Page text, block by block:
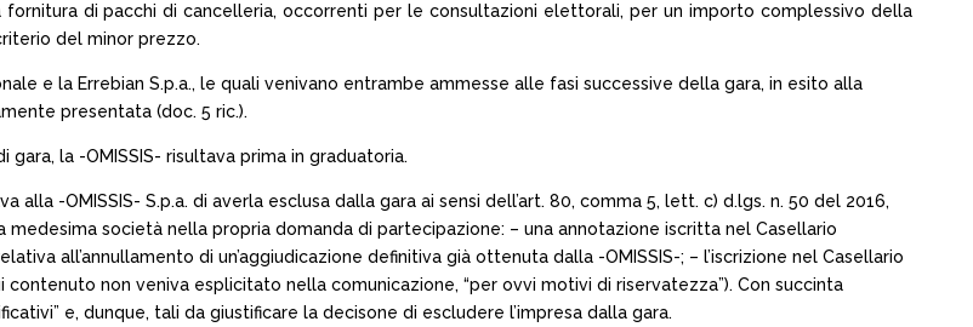
di pacchi di cancelleria, occorrenti per le consultazioni elettorali, per un importo complessivo della
del minor prezzo.
e la Errebian S.p.a., le quali venivano entrambe ammesse alle fasi successive della gara, in esito alla
presentata (doc. 5 ric.).
la -OMISSIS- risultava prima in graduatoria.
alla -OMISSIS- S.p.a. di averla esclusa dalla gara ai sensi dell’art. 80, comma 5, lett. c) d.lgs. n. 50 del 2016,
società nella propria domanda di partecipazione: – una annotazione iscritta nel Casellario
all’annullamento di un’aggiudicazione definitiva già ottenuta dalla -OMISSIS-; – l’iscrizione nel Casellario
contenuto non veniva esplicitato nella comunicazione, “per ovvi motivi di riservatezza”). Con succinta
e, dunque, tali da giustificare la decisone di escludere l’impresa dalla gara.